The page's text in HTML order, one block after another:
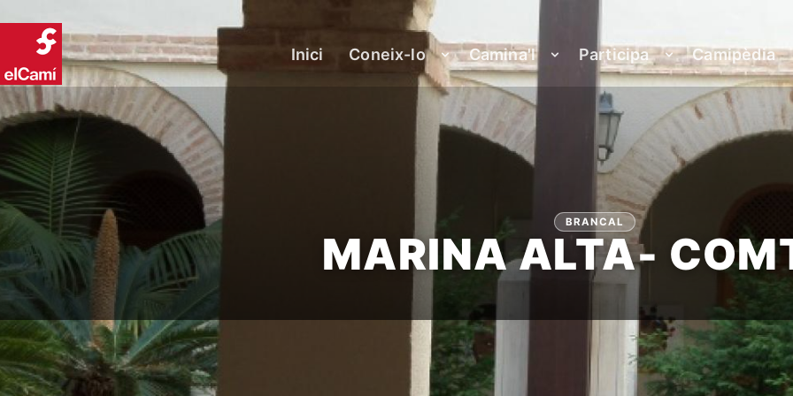
Inici Coneix-lo Camina'l Participa Camipèdia
BRANCAL
MARINA ALTA-